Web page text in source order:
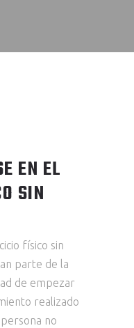
EN EL
SIN
físico sin
parte de la
de empezar
realizado
no